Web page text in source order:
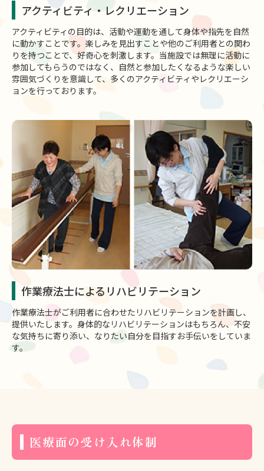
アクティビティ・レクリエーション
アクティビティの目的は、活動や運動を通して身体や指先を自然
に動かすことです。楽しみを見出すことや他のご利用者との関わ
りを持つことで、好奇心を刺激します。当施設では無理に活動に
参加してもらうのではなく、自然と参加したくなるような楽しい
雰囲気づくりを意識して、多くのアクティビティやレクリエーシ
ョンを行っております。
作業療法士によるリハビリテーション
作業療法士がご利用者に合わせたリハビリテーションを計画し、
提供いたします。身体的なリハビリテーションはもちろん、不安
な気持ちに寄り添い、なりたい自分を目指すお手伝いをしていま
す。
医療面の受け入れ体制